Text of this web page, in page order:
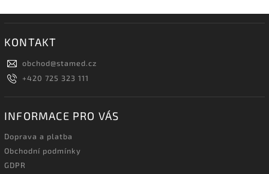
KONTAKT
obchod@stamed.cz
+420 725 323 111
INFORMACE PRO VÁS
Doprava a platba
Obchodní podmínky
GDPR